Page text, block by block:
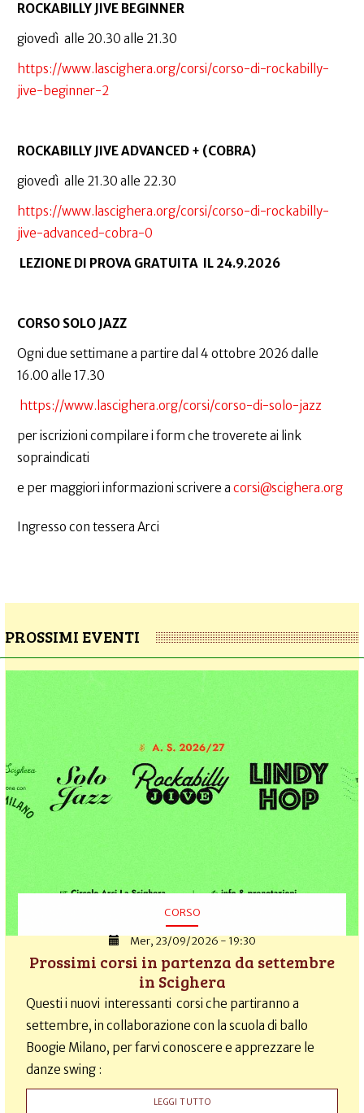
ROCKABILLY JIVE BEGINNER
giovedì alle 20.30 alle 21.30
https://www.lascighera.org/corsi/corso-di-rockabilly-
jive-beginner-2
ROCKABILLY JIVE ADVANCED + (COBRA)
giovedì alle 21.30 alle 22.30
https://www.lascighera.org/corsi/corso-di-rockabilly-
jive-advanced-cobra-0
LEZIONE DI PROVA GRATUITA IL 24.9.2026
CORSO SOLO JAZZ
Ogni due settimane a partire dal 4 ottobre 2026 dalle
16.00 alle 17.30
https://www.lascighera.org/corsi/corso-di-solo-jazz
per iscrizioni compilare i form che troverete ai link
sopraindicati
e per maggiori informazioni scrivere a corsi@scighera.org
Ingresso con tessera Arci
PROSSIMI EVENTI
CORSO
Mer, 23/09/2026 - 19:30
Prossimi corsi in partenza da settembre
in Scighera
Questi i nuovi interessanti corsi che partiranno a
settembre, in collaborazione con la scuola di ballo
Boogie Milano, per farvi conoscere e apprezzare le
danze swing :
LEGGI TUTTO